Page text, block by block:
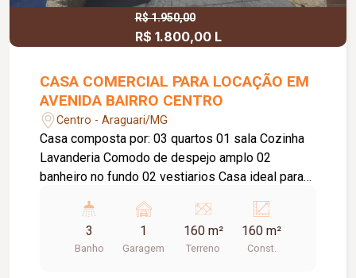
R$ 1.950,00
R$ 1.800,00 L
CASA COMERCIAL PARA LOCAÇÃO EM
AVENIDA BAIRRO CENTRO
Centro - Araguari/MG
Casa composta por: 03 quartos 01 sala Cozinha
Lavanderia Comodo de despejo amplo 02
banheiro no fundo 02 vestiarios Casa ideal para
3
Banho
1
Garagem
160 m²
Terreno
160 m²
Const.